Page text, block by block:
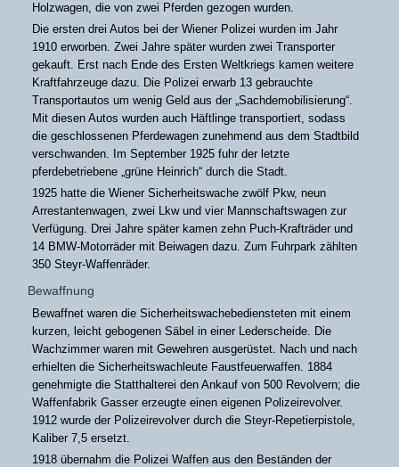
Holzwagen, die von zwei Pferden gezogen wurden.
Die ersten drei Autos bei der Wiener Polizei wurden im Jahr
1910 erworben. Zwei Jahre später wurden zwei Transporter
gekauft. Erst nach Ende des Ersten Weltkriegs kamen weitere
Kraftfahrzeuge dazu. Die Polizei erwarb 13 gebrauchte
Transportautos um wenig Geld aus der „Sachdemobilisierung“.
Mit diesen Autos wurden auch Häftlinge transportiert, sodass
die geschlossenen Pferdewagen zunehmend aus dem Stadtbild
verschwanden. Im September 1925 fuhr der letzte
pferdebetriebene „grüne Heinrich“ durch die Stadt.
1925 hatte die Wiener Sicherheitswache zwölf Pkw, neun
Arrestantenwagen, zwei Lkw und vier Mannschaftswagen zur
Verfügung. Drei Jahre später kamen zehn Puch-Krafträder und
14 BMW-Motorräder mit Beiwagen dazu. Zum Fuhrpark zählten
350 Steyr-Waffenräder.
Bewaffnung
Bewaffnet waren die Sicherheitswachebediensteten mit einem
kurzen, leicht gebogenen Säbel in einer Lederscheide. Die
Wachzimmer waren mit Gewehren ausgerüstet. Nach und nach
erhielten die Sicherheitswachleute Faustfeuerwaffen. 1884
genehmigte die Statthalterei den Ankauf von 500 Revolvern; die
Waffenfabrik Gasser erzeugte einen eigenen Polizeirevolver.
1912 wurde der Polizeirevolver durch die Steyr-Repetierpistole,
Kaliber 7,5 ersetzt.
1918 übernahm die Polizei Waffen aus den Beständen der